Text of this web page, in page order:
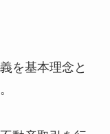
を基本理念と